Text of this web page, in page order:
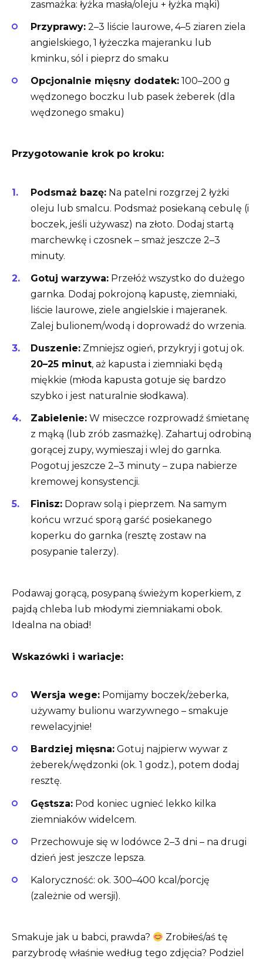
zasmażka: łyżka masła/oleju + łyżka mąki)
Przyprawy: 2–3 liście laurowe, 4–5 ziaren ziela
angielskiego, 1 łyżeczka majeranku lub
kminku, sól i pieprz do smaku
Opcjonalnie mięsny dodatek: 100–200 g
wędzonego boczku lub pasek żeberek (dla
wędzonego smaku)
Przygotowanie krok po kroku:
Podsmaż bazę: Na patelni rozgrzej 2 łyżki
oleju lub smalcu. Podsmaż posiekaną cebulę (i
boczek, jeśli używasz) na złoto. Dodaj startą
marchewkę i czosnek – smaż jeszcze 2–3
minuty.
Gotuj warzywa: Przełóż wszystko do dużego
garnka. Dodaj pokrojoną kapustę, ziemniaki,
liście laurowe, ziele angielskie i majeranek.
Zalej bulionem/wodą i doprowadź do wrzenia.
Duszenie: Zmniejsz ogień, przykryj i gotuj ok.
20–25 minut, aż kapusta i ziemniaki będą
miękkie (młoda kapusta gotuje się bardzo
szybko i jest naturalnie słodkawa).
Zabielenie: W miseczce rozprowadź śmietanę
z mąką (lub zrób zasmażkę). Zahartuj odrobiną
gorącej zupy, wymieszaj i wlej do garnka.
Pogotuj jeszcze 2–3 minuty – zupa nabierze
kremowej konsystencji.
Finisz: Dopraw solą i pieprzem. Na samym
końcu wrzuć sporą garść posiekanego
koperku do garnka (resztę zostaw na
posypanie talerzy).
Podawaj gorącą, posypaną świeżym koperkiem, z
pajdą chleba lub młodymi ziemniakami obok.
Idealna na obiad!
Wskazówki i wariacje:
Wersja wege: Pomijamy boczek/żeberka,
używamy bulionu warzywnego – smakuje
rewelacyjnie!
Bardziej mięsna: Gotuj najpierw wywar z
żeberek/wędzonki (ok. 1 godz.), potem dodaj
resztę.
Gęstsza: Pod koniec ugnieć lekko kilka
ziemniaków widelcem.
Przechowuje się w lodówce 2–3 dni – na drugi
dzień jest jeszcze lepsza.
Kaloryczność: ok. 300–400 kcal/porcję
(zależnie od wersji).
Smakuje jak u babci, prawda?
Zrobiłeś/aś tę
parzybrodę właśnie według tego zdjęcia? Podziel